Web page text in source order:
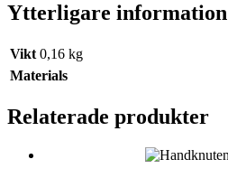
Ytterligare information
Vikt 0,16 kg
Materials
Relaterade produkter